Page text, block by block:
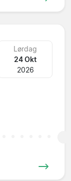
Lørdag
24 Okt
2026